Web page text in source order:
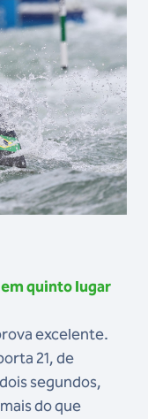
quinto lugar
excelente.
21, de
segundos,
do que